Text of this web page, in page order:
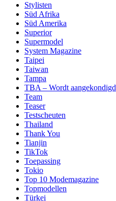
Stylisten
Süd Afrika
Süd Amerika
Superior
Supermodel
System Magazine
Taipei
Taiwan
Tampa
TBA – Wordt aangekondigd
Team
Teaser
Testscheuten
Thailand
Thank You
Tianjin
TikTok
Toepassing
Tokio
Top 10 Modemagazine
Topmodellen
Türkei